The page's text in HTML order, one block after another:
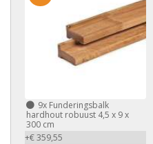
9x Funderingsbalk
hardhout robuust 4,5 x 9 x
300 cm
+€ 359,55